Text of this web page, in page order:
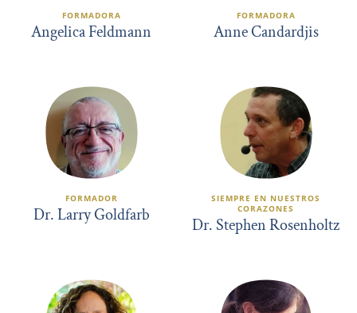
FORMADORA
Angelica Feldmann
FORMADORA
Anne Candardjis
FORMADOR
Dr. Larry Goldfarb
SIEMPRE EN NUESTROS
CORAZONES
Dr. Stephen Rosenholtz